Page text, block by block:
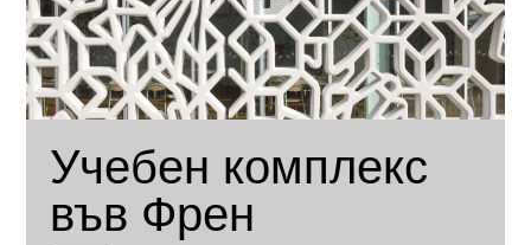
Учебен комплекс
във Френ